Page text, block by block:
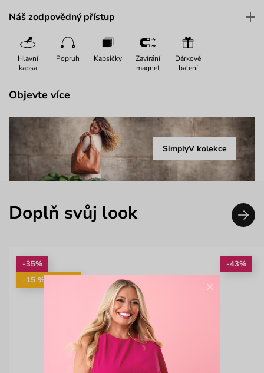
Náš zodpovědný přístup
Hlavní
kapsa
Popruh Kapsičky
Zavírání
magnet
Dárkové
balení
Objevte více
SimplyV kolekce
Doplň svůj look
-35%
-15 %: KAB15
-43%
×